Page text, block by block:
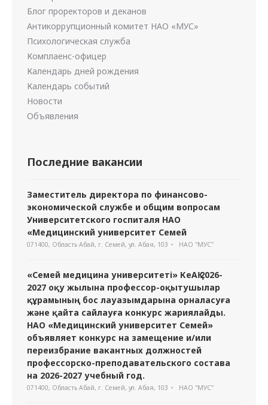
Блог проректоров и деканов
Антикоррупционный комитет НАО «МУС»
Психологическая служба
Комплаенс-офицер
Календарь дней рождения
Календарь событий
Новости
Объявления
Последние вакансии
Заместитель директора по финансово-
экономической службе и общим вопросам
Университетского госпиталя НАО
«Медицинский университет Семей
071400, Область Абай, г. Семей, ул. Абая, 103 НАО "МУС"
«Семей медицина университеті» КеАҚ 2026-
2027 оқу жылына профессор-оқытушылар
құрамының бос лауазымдарына орналасуға
және қайта сайлауға конкурс жариялайды.
НАО «Медицинский университет Семей»
объявляет конкурс на замещение и/или
переизбрание вакантных должностей
профессорско-преподавательского состава
на 2026-2027 учебный год.
071400, Область Абай, г. Семей, ул. Абая, 103 НАО "МУС"